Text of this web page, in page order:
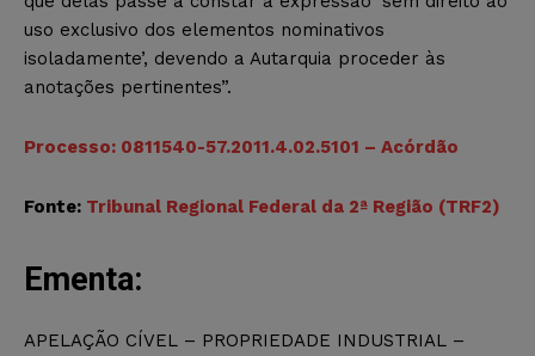
uso exclusivo dos elementos nominativos
isoladamente’, devendo a Autarquia proceder às
anotações pertinentes”.
Processo: 0811540-57.2011.4.02.5101 – Acórdão
Fonte: Tribunal Regional Federal da 2ª Região (TRF2)
Ementa:
APELAÇÃO CÍVEL – PROPRIEDADE INDUSTRIAL –